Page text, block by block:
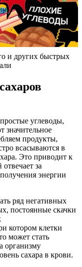
и других быстрых
углеводы,
значительное
продукты,
всасываются в
Это приводит к
за
энергии
ряд негативных
постоянные скачки
котором клетки
может стать
организму
сахара в крови.